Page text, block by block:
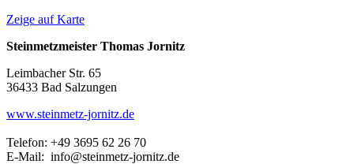
Zeige auf Karte
Steinmetzmeister Thomas Jornitz
Leimbacher Str. 65
36433 Bad Salzungen
www.steinmetz-jornitz.de
Telefon: +49 3695 62 26 70
E-Mail: info@steinmetz-jornitz.de